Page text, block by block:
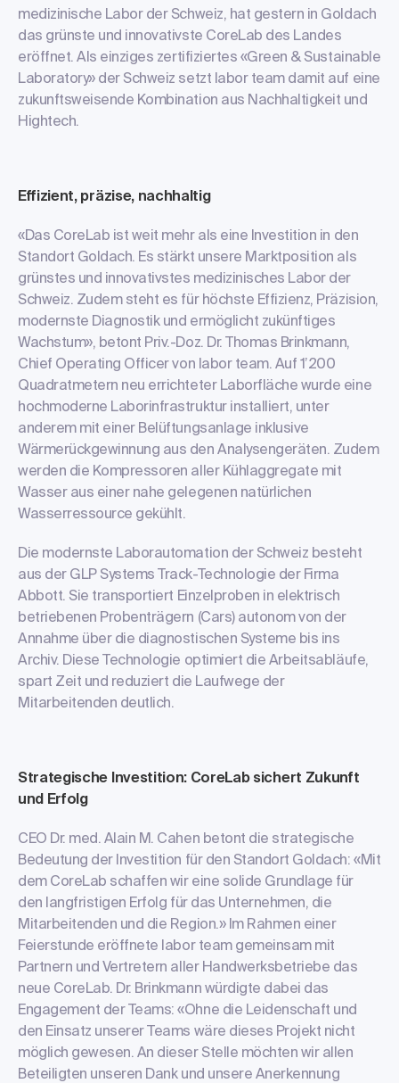
medizinische Labor der Schweiz, hat gestern in Goldach
das grünste und innovativste CoreLab des Landes
eröffnet. Als einziges zertifiziertes «Green & Sustainable
Laboratory» der Schweiz setzt labor team damit auf eine
zukunftsweisende Kombination aus Nachhaltigkeit und
Hightech.
Effizient, präzise, nachhaltig
«Das CoreLab ist weit mehr als eine Investition in den
Standort Goldach. Es stärkt unsere Marktposition als
grünstes und innovativstes medizinisches Labor der
Schweiz. Zudem steht es für höchste Effizienz, Präzision,
modernste Diagnostik und ermöglicht zukünftiges
Wachstum», betont Priv.-Doz. Dr. Thomas Brinkmann,
Chief Operating Officer von labor team. Auf 1’200
Quadratmetern neu errichteter Laborfläche wurde eine
hochmoderne Laborinfrastruktur installiert, unter
anderem mit einer Belüftungsanlage inklusive
Wärmerückgewinnung aus den Analysengeräten. Zudem
werden die Kompressoren aller Kühlaggregate mit
Wasser aus einer nahe gelegenen natürlichen
Wasserressource gekühlt.
Die modernste Laborautomation der Schweiz besteht
aus der GLP Systems Track-Technologie der Firma
Abbott. Sie transportiert Einzelproben in elektrisch
betriebenen Probenträgern (Cars) autonom von der
Annahme über die diagnostischen Systeme bis ins
Archiv. Diese Technologie optimiert die Arbeitsabläufe,
spart Zeit und reduziert die Laufwege der
Mitarbeitenden deutlich.
Strategische Investition: CoreLab sichert Zukunft
und Erfolg
CEO Dr. med. Alain M. Cahen betont die strategische
Bedeutung der Investition für den Standort Goldach: «Mit
dem CoreLab schaffen wir eine solide Grundlage für
den langfristigen Erfolg für das Unternehmen, die
Mitarbeitenden und die Region.» Im Rahmen einer
Feierstunde eröffnete labor team gemeinsam mit
Partnern und Vertretern aller Handwerksbetriebe das
neue CoreLab. Dr. Brinkmann würdigte dabei das
Engagement der Teams: «Ohne die Leidenschaft und
den Einsatz unserer Teams wäre dieses Projekt nicht
möglich gewesen. An dieser Stelle möchten wir allen
Beteiligten unseren Dank und unsere Anerkennung